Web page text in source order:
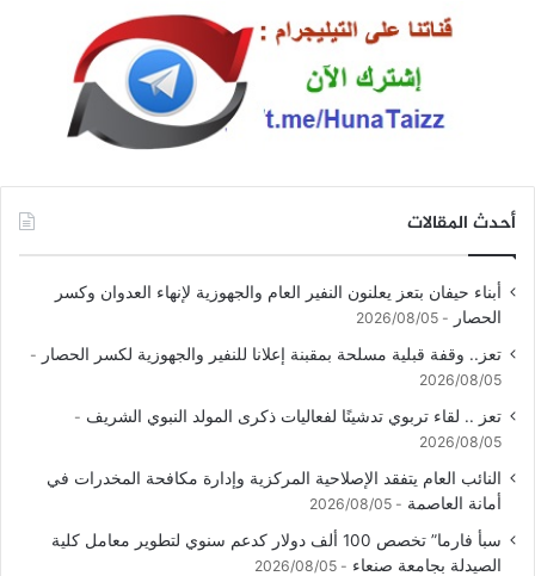
أحدث المقالات
أبناء حيفان بتعز يعلنون النفير العام والجهوزية لإنهاء العدوان وكسر
الحصار
2026/08/05
تعز.. وقفة قبلية مسلحة بمقبنة إعلانا للنفير والجهوزية لكسر الحصار
2026/08/05
تعز .. لقاء تربوي تدشينًا لفعاليات ذكرى المولد النبوي الشريف
2026/08/05
النائب العام يتفقد الإصلاحية المركزية وإدارة مكافحة المخدرات في
أمانة العاصمة
2026/08/05
سبأ فارما” تخصص 100 ألف دولار كدعم سنوي لتطوير معامل كلية
الصيدلة بجامعة صنعاء
2026/08/05